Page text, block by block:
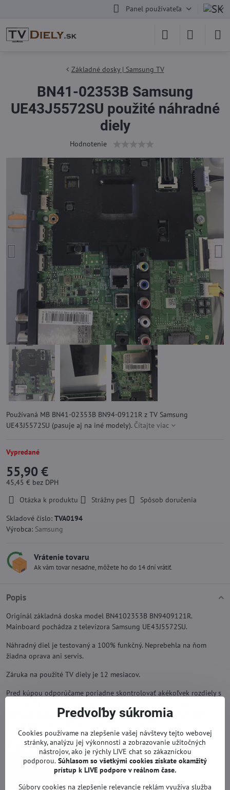
Panel používateľa
Základné dosky | Samsung TV
BN41-02353B Samsung
UE43J5572SU použité náhradné
diely
Hodnotenie
Používaná MB BN41-02353B BN94-09121R z TV Samsung
UE43J5572SU (pasuje aj na iné modely). Čítajte viac
Vypredané
55,90 €
45,45 € bez DPH
Otázka k produktu
Strážny pes
Spôsob doručenia
Skladové číslo: TVA0194
Výrobca: Samsung
Vrátenie tovaru
Ak vám tovar nesadne, môžete ho do 14 dní vrátiť.
Popis
Originál základná doska model BN4102353B BN9409121R.
Mainboard pochádza z televízora Samsung UE43J5572SU.
Náhradný diel je testovaný a 100% funkčný. Neprebehla na ňom
žiadna oprava ani servis.
Záruka na použité TV diely je 12 mesiacov.
Pred kúpou odporúčame poriadne skontrolovať akékoľvek rozdiely s
Rovnako dôležitá môže byť zhoda modelového čísla dosky, ktoré
Viac z kategórie
Náhradné diely | Samsung TV
Predvoľby súkromia
Cookies používame na zlepšenie vašej návštevy tejto webovej
stránky, analýzu jej výkonnosti a zobrazovanie užitočných
nástrojov, ako je rýchly LIVE chat so zákazníckou
podporou. Súhlasom so všetkými cookies získate okamžitý
prístup k LIVE podpore v reálnom čase.
Súbory cookies na zlepšenie relevancie reklám využíva služba